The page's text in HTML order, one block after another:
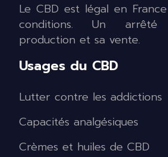
Le CBD est légal en
conditions. Un
production et sa vente.
Usages du CBD
Lutter contre les addictions
Capacités analgésiques
Crèmes et huiles de CBD